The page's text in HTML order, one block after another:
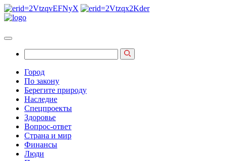
Город
По закону
Берегите природу
Наследие
Спецпроекты
Здоровье
Вопрос-ответ
Страна и мир
Финансы
Люди